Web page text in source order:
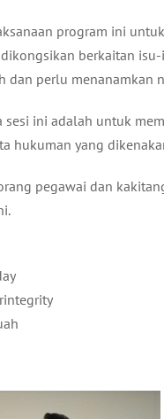
program ini
dikongsikan berkaitan
dan perlu
sesi ini adalah untuk
hukuman yang
pegawai dan